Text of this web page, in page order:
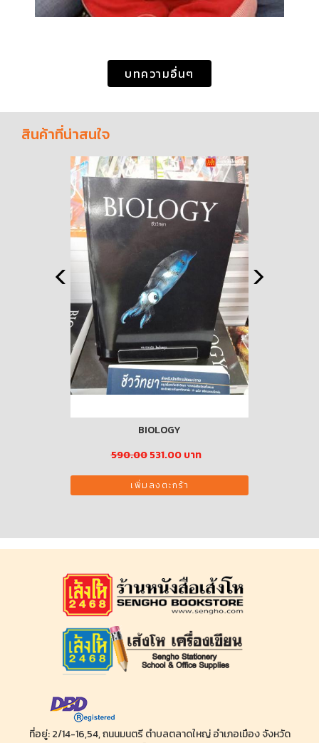
บทความอื่นๆ
สินค้าที่น่าสนใจ
BIOLOGY
590.00531.00 บาท
เพิ่มลงตะกร้า
ที่อยู่: 2/14-16,54, ถนนมนตรี ตำบลตลาดใหญ่ อำเภอเมือง จังหวัด